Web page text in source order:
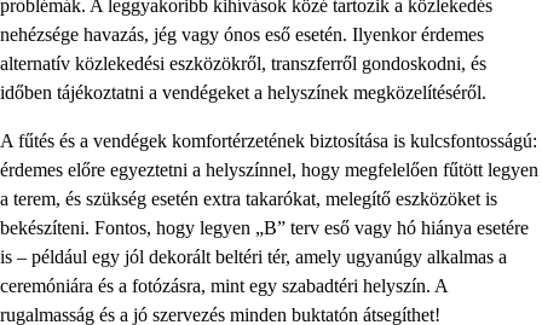
problémák. A leggyakoribb kihívások közé tartozik a közlekedés
nehézsége havazás, jég vagy ónos eső esetén. Ilyenkor érdemes
alternatív közlekedési eszközökről, transzferről gondoskodni, és
időben tájékoztatni a vendégeket a helyszínek megközelítéséről.
A fűtés és a vendégek komfortérzetének biztosítása is kulcsfontosságú:
érdemes előre egyeztetni a helyszínnel, hogy megfelelően fűtött legyen
a terem, és szükség esetén extra takarókat, melegítő eszközöket is
bekészíteni. Fontos, hogy legyen „B” terv eső vagy hó hiánya esetére
is – például egy jól dekorált beltéri tér, amely ugyanúgy alkalmas a
ceremóniára és a fotózásra, mint egy szabadtéri helyszín. A
rugalmasság és a jó szervezés minden buktatón átsegíthet!